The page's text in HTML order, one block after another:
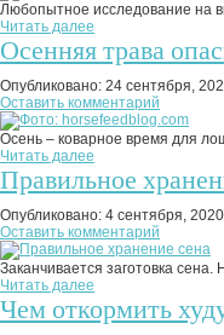
Любопытное исследование на
Читать далее
Осенняя трава
Опубликовано: 24 сентября,
Оставить комментарий
Осень – коварное время для
Читать далее
Правильное
Опубликовано: 4 сентября, 2020
Оставить комментарий
Заканчивается заготовка
Читать далее
Чем откормить